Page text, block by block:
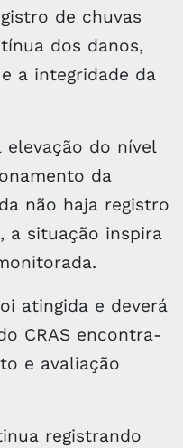
de chuvas
dos danos,
a integridade da
elevação do nível
da
não haja registro
a situação inspira
atingida e deverá
CRAS encontra-
e avaliação
registrando